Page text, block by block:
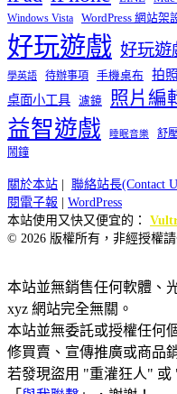
Windows Vista WordPress 網站架
好玩遊戲 好玩遊
學英語 待辦事項 手機桌布 拍
桌面小工具 濾鏡 照片編
益智遊戲 睡眠音樂 舒
鬧鐘
關於本站 | 聯絡站長(Contact
閱電子報 | WordPress
本站使用又快又便宜的：
© 2026 版權所有，非經授權
本站並無銷售任何軟體、
xyz 網站完全無關。
本站並無委託或授權任何
修買賣、宣傳推廣或商品
若發現盜用 "重灌狂人"